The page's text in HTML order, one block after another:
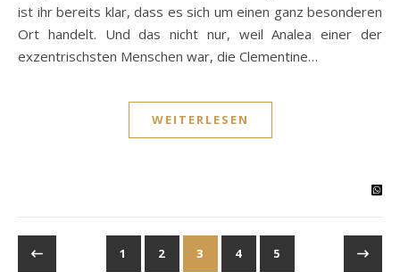
ist ihr bereits klar, dass es sich um einen ganz besonderen
Ort handelt. Und das nicht nur, weil Analea einer der
exzentrischsten Menschen war, die Clementine…
WEITERLESEN
1 2 3 4 5